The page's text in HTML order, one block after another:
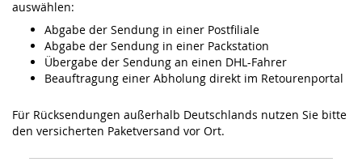
auswählen:
Abgabe der Sendung in einer Postfiliale
Abgabe der Sendung in einer Packstation
Übergabe der Sendung an einen DHL-Fahrer
Beauftragung einer Abholung direkt im Retourenportal
Für Rücksendungen außerhalb Deutschlands nutzen Sie bitte
den versicherten Paketversand vor Ort.